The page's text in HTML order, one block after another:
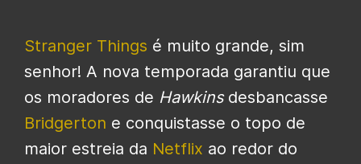
Stranger Things é muito grande, sim
senhor! A nova temporada garantiu que
os moradores de Hawkinsdesbancasse
Bridgerton e conquistasse o topo de
maior estreia da Netflix ao redor do